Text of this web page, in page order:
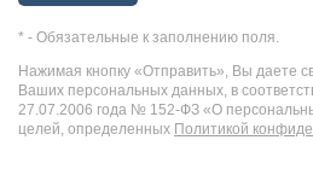
* - Обязательные к заполнению поля.
Нажимая кнопку «Отправить», Вы даете
Ваших персональных данных, в
27.07.2006 года № 152-ФЗ «О
целей, определенных Политикой